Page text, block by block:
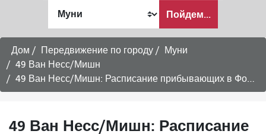
хочу
путешествовать
Пойдем...
Дом Передвижение по городу
Муни
49 Ван Несс/Мишн
49 Ван Несс/Мишн: Расписание прибывающих в Форт Мейсон
49 Ван Несс/Мишн: Расписание